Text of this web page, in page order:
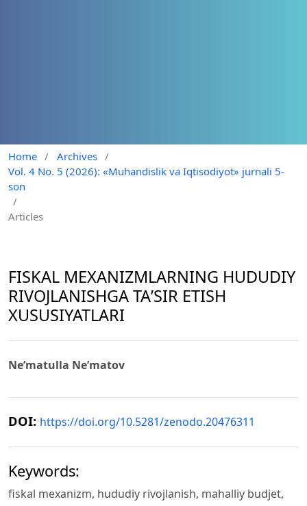
Home / Archives /
Vol. 4 No. 5 (2026): «Muhandislik va Iqtisodiyot» jurnali 5-
son
/
Articles
FISKAL MEXANIZMLARNING HUDUDIY
RIVOJLANISHGA TAʼSIR ETISH
XUSUSIYATLARI
Ne’matulla Neʼmatov
DOI: https://doi.org/10.5281/zenodo.20476311
Keywords:
fiskal mexanizm, hududiy rivojlanish, mahalliy budjet,